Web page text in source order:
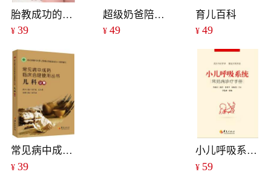
胎教成功的秘诀
¥ 39
超级奶爸陪孕记
¥49
育儿百科
¥ 49
常见病中成药临床合理使用丛书：儿科分册
¥ 39
小儿呼吸系统常见病诊疗手册
¥ 59